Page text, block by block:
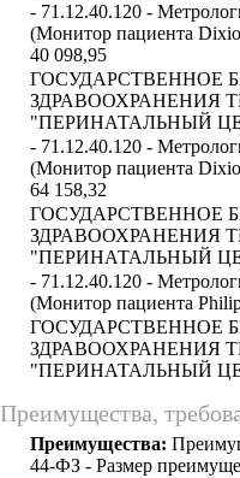
- 71.12.40.120 -
(Монитор пациента
40 098,95
ГОСУДАРСТВЕННОЕ
ЗДРАВООХРАНЕНИЯ
"ПЕРИНАТАЛЬНЫЙ
- 71.12.40.120 -
(Монитор пациента
64 158,32
ГОСУДАРСТВЕННОЕ
ЗДРАВООХРАНЕНИЯ
"ПЕРИНАТАЛЬНЫЙ
- 71.12.40.120 -
(Монитор пациента
ГОСУДАРСТВЕННОЕ
ЗДРАВООХРАНЕНИЯ
"ПЕРИНАТАЛЬНЫЙ
Преимущества,
Преимущества:
44-ФЗ - Размер